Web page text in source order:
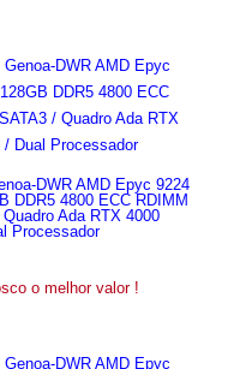
DWR AMD Epyc 9224
DDR5 4800 ECC RDIMM
Ada RTX 4000
Processador
o melhor valor !